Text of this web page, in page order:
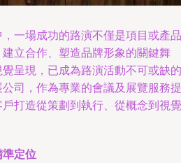
一場成功的路演不僅是項目或產品
立合作、塑造品牌形象的關鍵舞
呈現，已成為路演活動不可或缺的
司，作為專業的會議及展覽服務提
打造從策劃到執行、從概念到視覺
準定位